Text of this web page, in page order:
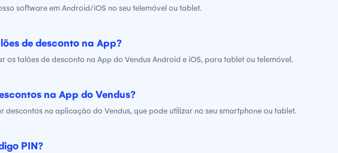
software em Android/iOS no seu telemóvel ou tablet.
de desconto na App?
os talões de desconto na App do Vendus Android e iOS, para tablet ou telemóvel.
na App do Vendus?
descontos na aplicação do Vendus, que pode utilizar no seu smartphone ou tablet.
PIN?